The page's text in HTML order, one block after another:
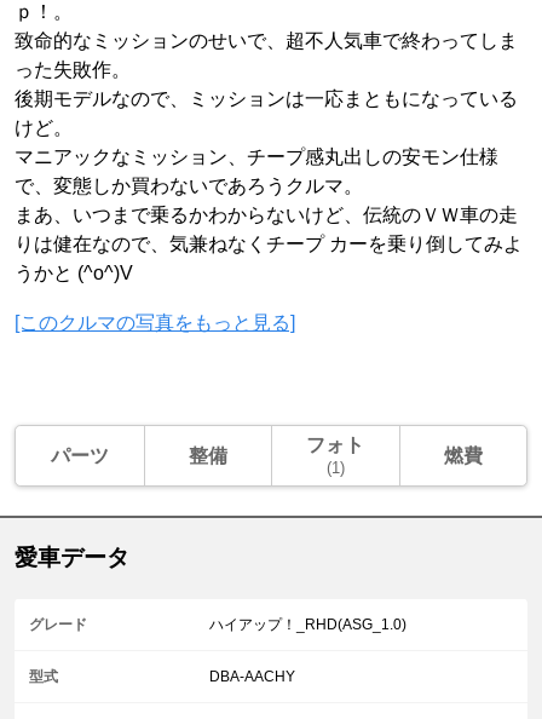
ｐ！。
致命的なミッションのせいで、超不人気車で終わってしま
った失敗作。
後期モデルなので、ミッションは一応まともになっている
けど。
マニアックなミッション、チープ感丸出しの安モン仕様
で、変態しか買わないであろうクルマ。
まあ、いつまで乗るかわからないけど、伝統のＶＷ車の走
りは健在なので、気兼ねなくチープ カーを乗り倒してみよ
うかと (^o^)V
[このクルマの写真をもっと見る]
パーツ 整備 フォト
(1)
燃費
愛車データ
グレード ハイアップ！_RHD(ASG_1.0)
型式 DBA-AACHY